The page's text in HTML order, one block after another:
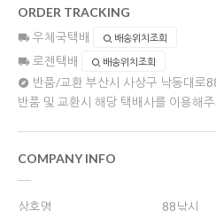
ORDER TRACKING
우체국택배 배송위치조회
로젠택배 배송위치조회
반품/교환 부산시 사상구 낙동대로
반품 및 교환시 해당 택배사를 이용해
COMPANY INFO
상호명 88낚시